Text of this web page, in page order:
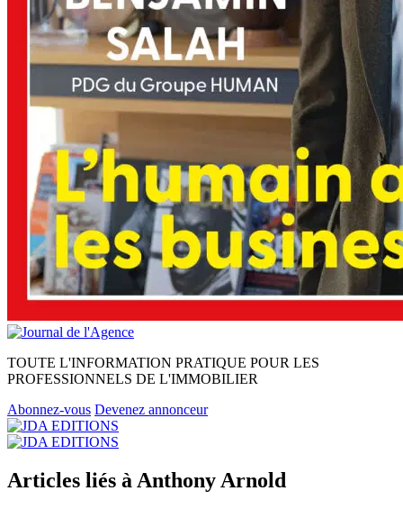
TOUTE L'INFORMATION PRATIQUE POUR LES
PROFESSIONNELS DE L'IMMOBILIER
Abonnez-vous Devenez annonceur
Articles liés à Anthony Arnold